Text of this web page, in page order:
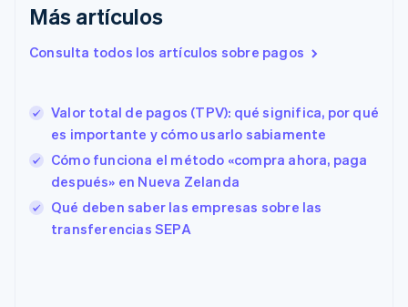
Más artículos
Consulta todos los artículos sobre pagos
Valor total de pagos (TPV): qué significa, por qué
es importante y cómo usarlo sabiamente
Cómo funciona el método «compra ahora, paga
después» en Nueva Zelanda
Qué deben saber las empresas sobre las
transferencias SEPA
English
English
España
Estados Unidos
English Español简体中文
Estonia
Finlandia
English Svenska